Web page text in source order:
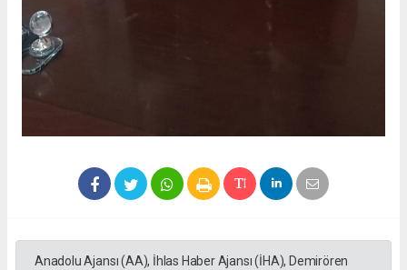
Anadolu Ajansı (AA), İhlas Haber Ajansı (İHA), Demirören